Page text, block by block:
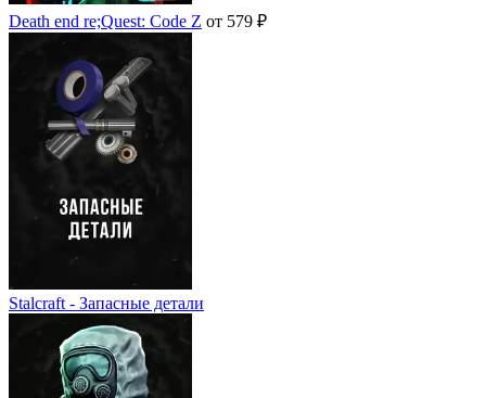
Death end re;Quest: Code Z от 579 ₽
Stalcraft - Запасные детали